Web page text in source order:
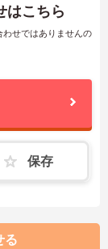
はこちら
せではありませんの
保存
る